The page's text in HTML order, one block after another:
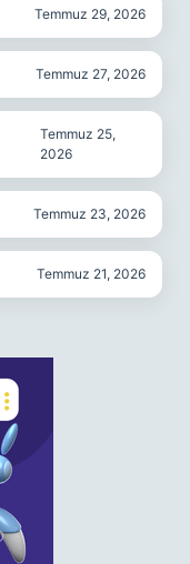
Temmuz 29, 2026
Temmuz 27, 2026
Temmuz 25,
2026
Temmuz 23, 2026
Temmuz 21, 2026